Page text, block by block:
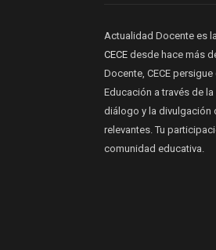
Actualidad Docente es
CECE desde hace más
Docente, CECE
Educación a través de
diálogo y la divulgación
relevantes. Tu
comunidad educativa.